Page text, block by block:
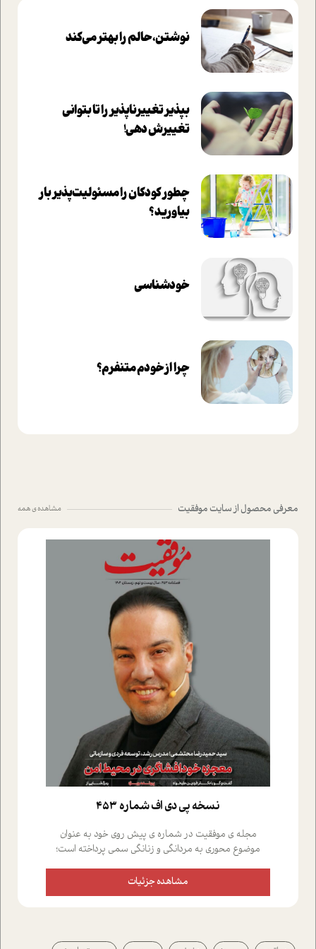
نوشتن، حالم را بهتر می‌کند
بپذير تغييرناپذير را تا بتواني
تغييرش دهي!‏
چطور کودکان را مسئولیت‌پذیر بار
بیاورید؟
خودشناسی
چرا از خودم متنفرم؟
معرفی محصول از سایت موفقیت مشاهده ی همه
نسخه پي دي اف شماره 453
مجله ی موفقیت در شماره ی پیش روی خود به عنوان
موضوع محوری به مردانگی و زنانگی سمی پرداخته است؛
علیخواه، جامعه شناس در بخش های مختلف تلاش کرده ایم
از دریچه های گوناگون به این موضوع مهم بپردازیم.فصل
پیرامون آن آشنا می کند.در بخش دو فنجان داغ به سراغ افرادی
مشاهده جزئیات